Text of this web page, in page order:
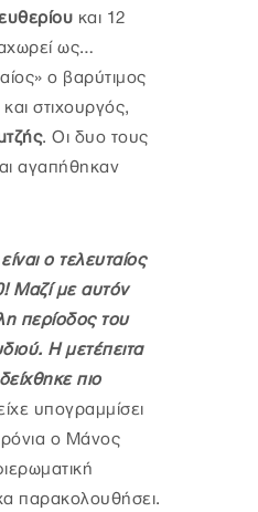
και 12
ως…
ο βαρύτιμος
στιχουργός,
. Οι δυο τους
αγαπήθηκαν
ο τελευταίος
Μαζί με αυτόν
περίοδος του
Η μετέπειτα
πιο
υπογραμμίσει
ο Μάνος
παρακολουθήσει.